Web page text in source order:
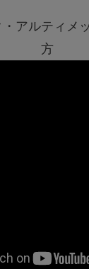
アルティメ
方